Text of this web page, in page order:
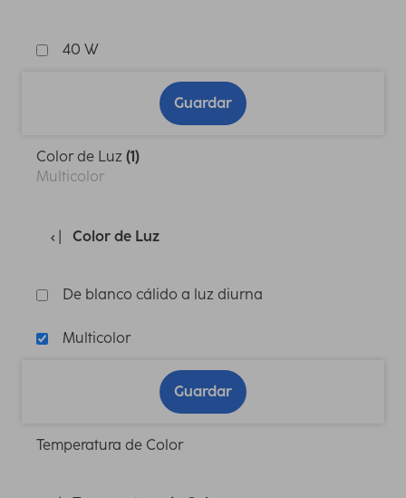
40 W
Guardar
Color de Luz (1)
Multicolor
Color de Luz
De blanco cálido a luz diurna
Multicolor
Guardar
Temperatura de Color